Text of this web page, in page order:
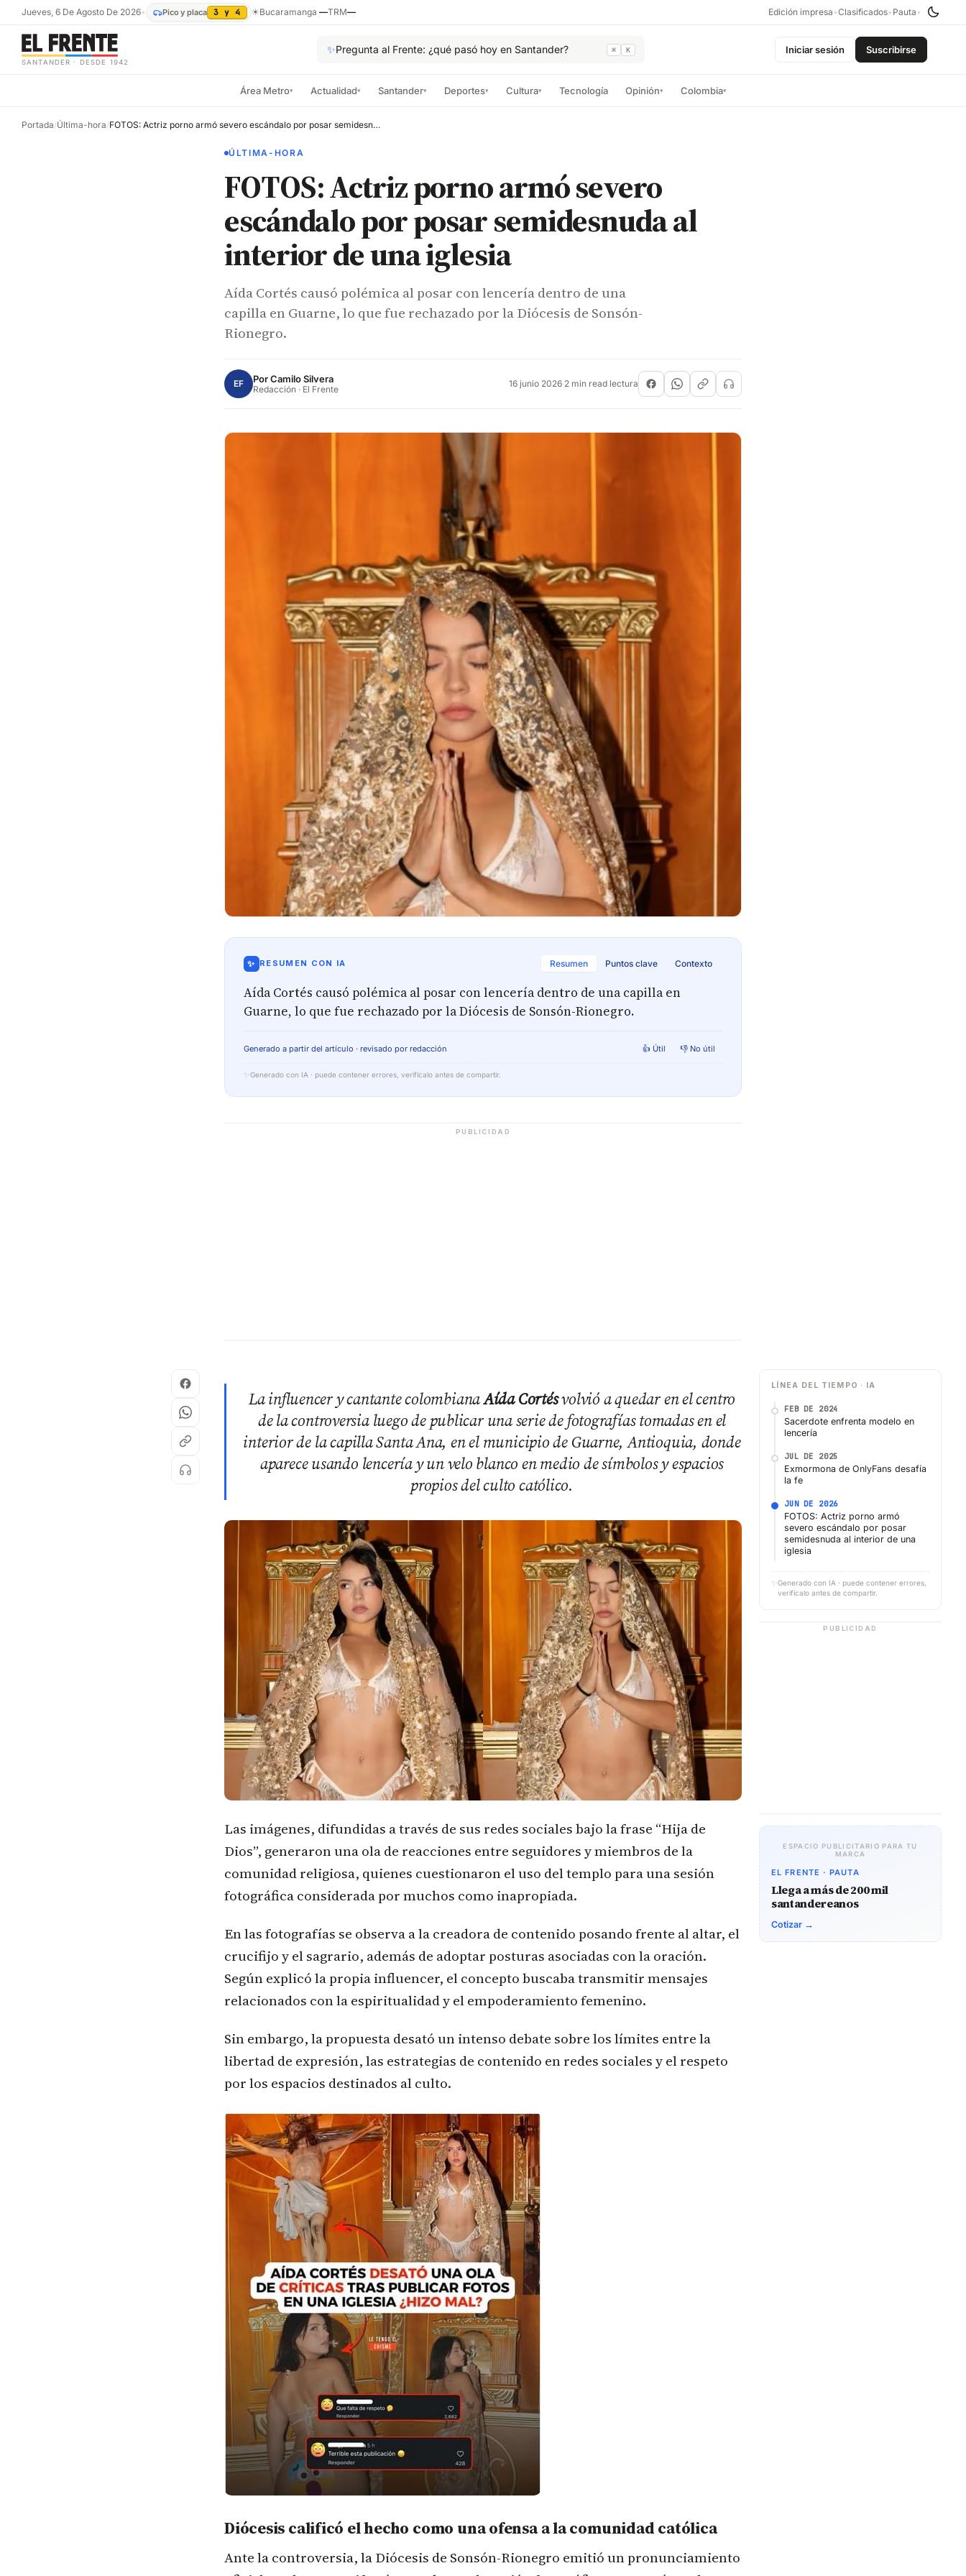
Jueves, 6 De Agosto De 2026• Pico y placa 3 y 4 ☀Bucaramanga —TRM— Edición impresa •Clasificados• Pauta •
SANTANDER · DESDE 1942
✨Pregunta al Frente: ¿qué pasó hoy en Santander? ⌘ K Iniciar sesión Suscribirse
Área Metro▾ Actualidad▾ Santander▾ Deportes▾ Cultura▾ Tecnología Opinión▾ Colombia▾
Portada/Última-hora/ FOTOS: Actriz porno armó severo escándalo por posar semidesnuda al interior de una iglesia
ÚLTIMA-HORA
FOTOS: Actriz porno armó severo
escándalo por posar semidesnuda al
interior de una iglesia
Aída Cortés causó polémica al posar con lencería dentro de una
capilla en Guarne, lo que fue rechazado por la Diócesis de Sonsón-
Rionegro.
EF PorCamilo Silvera
Redacción · El Frente 16 junio 2026·2 min read lectura
✨ RESUMEN CON IA Resumen Puntos clave Contexto
Aída Cortés causó polémica al posar con lencería dentro de una capilla en
Guarne, lo que fue rechazado por la Diócesis de Sonsón-Rionegro.
Generado a partir del artículo · revisado por redacción 👍 Útil 👎 No útil
✨ Generado con IA · puede contener errores, verifícalo antes de compartir.
PUBLICIDAD
La influencer y cantante colombianaAída Cortésvolvió a quedar en el centro
de la controversia luego de publicar una serie de fotografías tomadas en el
interior de la capilla Santa Ana, en el municipio de Guarne, Antioquia, donde
aparece usando lencería y un velo blanco en medio de símbolos y espacios
propios del culto católico.
Las imágenes, difundidas a través de sus redes sociales bajo la frase “Hija de
Dios”, generaron una ola de reacciones entre seguidores y miembros de la
comunidad religiosa, quienes cuestionaron el uso del templo para una sesión
fotográfica considerada por muchos como inapropiada.
En las fotografías se observa a la creadora de contenido posando frente al altar, el
crucifijo y el sagrario, además de adoptar posturas asociadas con la oración.
Según explicó la propia influencer, el concepto buscaba transmitir mensajes
relacionados con la espiritualidad y el empoderamiento femenino.
Sin embargo, la propuesta desató un intenso debate sobre los límites entre la
libertad de expresión, las estrategias de contenido en redes sociales y el respeto
por los espacios destinados al culto.
Diócesis calificó el hecho como una ofensa a la comunidad católica
Ante la controversia, la Diócesis de Sonsón-Rionegro emitió un pronunciamiento
LÍNEA DEL TIEMPO · IA
FEB DE 2024
Sacerdote enfrenta modelo en
lencería
JUL DE 2025
Exmormona de OnlyFans desafía
la fe
JUN DE 2026
FOTOS: Actriz porno armó
severo escándalo por posar
semidesnuda al interior de una
iglesia
✨ Generado con IA · puede contener errores,
verifícalo antes de compartir.
PUBLICIDAD
ESPACIO PUBLICITARIO PARA TU
MARCA
EL FRENTE · PAUTA
Llega a más de 200 mil
santandereanos
Cotizar →